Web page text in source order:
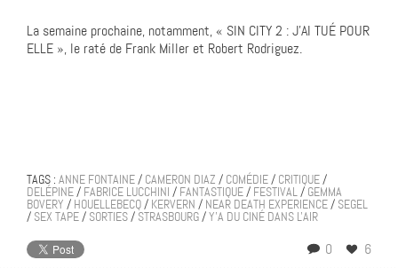
La semaine prochaine, notamment, « SIN CITY 2 : J’AI TUÉ POUR
ELLE », le raté de Frank Miller et Robert Rodriguez.
TAGS : ANNE FONTAINE/ CAMERON DIAZ / COMÉDIE/ CRITIQUE/
DELÉPINE/ FABRICE LUCCHINI / FANTASTIQUE/ FESTIVAL/ GEMMA
BOVERY / HOUELLEBECQ/ KERVERN / NEAR DEATH EXPERIENCE/ SEGEL
/ SEX TAPE/ SORTIES/ STRASBOURG/Y'A DU CINÉ DANS L'AIR
0 6